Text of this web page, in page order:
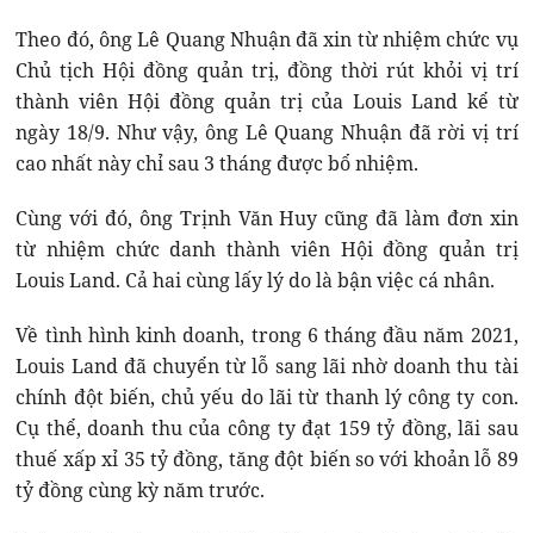
Theo đó, ông Lê Quang Nhuận đã xin từ nhiệm chức vụ
Chủ tịch Hội đồng quản trị, đồng thời rút khỏi vị trí
thành viên Hội đồng quản trị của Louis Land kể từ
ngày 18/9. Như vậy, ông Lê Quang Nhuận đã rời vị trí
cao nhất này chỉ sau 3 tháng được bổ nhiệm.
Cùng với đó, ông Trịnh Văn Huy cũng đã làm đơn xin
từ nhiệm chức danh thành viên Hội đồng quản trị
Louis Land. Cả hai cùng lấy lý do là bận việc cá nhân.
Về tình hình kinh doanh, trong 6 tháng đầu năm 2021,
Louis Land đã chuyển từ lỗ sang lãi nhờ doanh thu tài
chính đột biến, chủ yếu do lãi từ thanh lý công ty con.
Cụ thể, doanh thu của công ty đạt 159 tỷ đồng, lãi sau
thuế xấp xỉ 35 tỷ đồng, tăng đột biến so với khoản lỗ 89
tỷ đồng cùng kỳ năm trước.